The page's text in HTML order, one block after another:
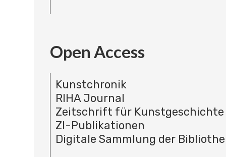
Open Access
Kunstchronik
RIHA Journal
Zeitschrift für Kunstgeschichte
ZI-Publikationen
Digitale Sammlung der